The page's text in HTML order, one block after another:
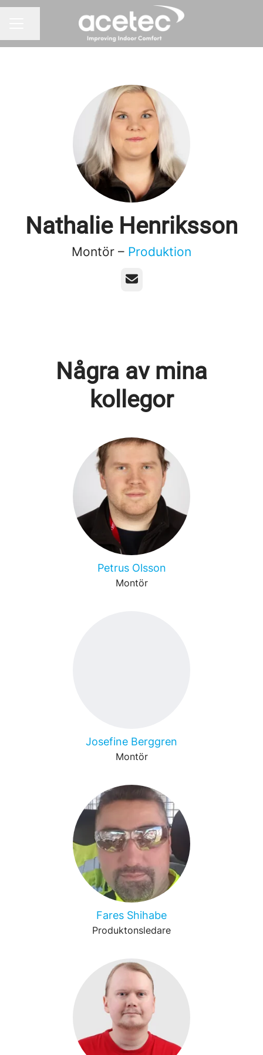
Nathalie Henriksson
Montör – Produktion
E-post
Några av mina
kollegor
Petrus Olsson
Montör
Josefine Berggren
Montör
Fares Shihabe
Produktonsledare